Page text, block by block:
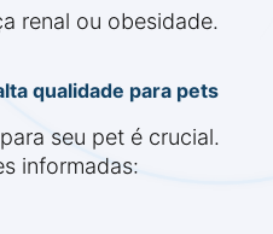
renal ou obesidade.
qualidade para pets
seu pet é crucial.
informadas: